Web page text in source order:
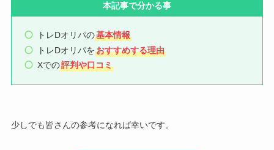
本記事で分かる事
トレDオリパの基本情報
トレDオリパをおすすめする理由
Xでの評判や口コミ
少しでも皆さんの参考になれば幸いです。